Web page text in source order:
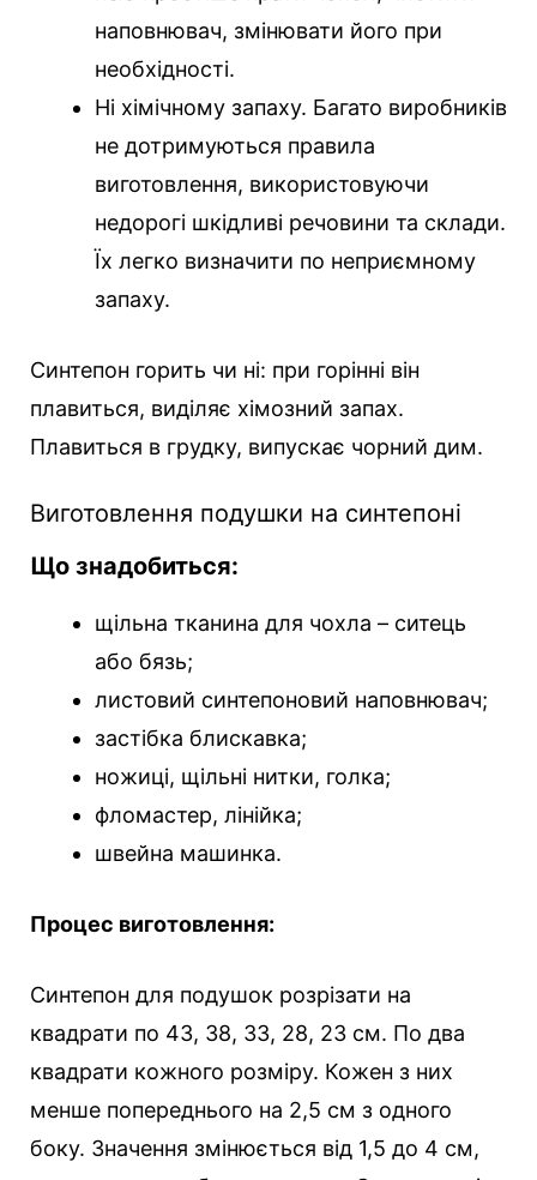
наповнювач, змінювати його при
необхідності.
Ні хімічному запаху. Багато виробників
не дотримуються правила
виготовлення, використовуючи
недорогі шкідливі речовини та склади.
Їх легко визначити по неприємному
запаху.
Синтепон горить чи ні: при горінні він
плавиться, виділяє хімозний запах.
Плавиться в грудку, випускає чорний дим.
Виготовлення подушки на синтепоні
Що знадобиться:
щільна тканина для чохла – ситець
або бязь;
листовий синтепоновий наповнювач;
застібка блискавка;
ножиці, щільні нитки, голка;
фломастер, лінійка;
швейна машинка.
Процес виготовлення:
Синтепон для подушок розрізати на
квадрати по 43, 38, 33, 28, 23 см. По два
квадрати кожного розміру. Кожен з них
менше попереднього на 2,5 см з одного
боку. Значення змінюється від 1,5 до 4 см,